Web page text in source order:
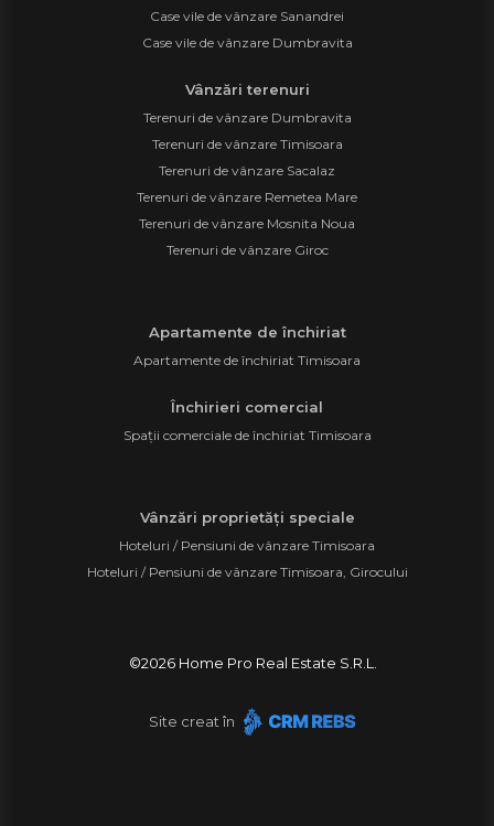
Case vile de vânzare Sanandrei
Case vile de vânzare Dumbravita
Vânzări terenuri
Terenuri de vânzare Dumbravita
Terenuri de vânzare Timisoara
Terenuri de vânzare Sacalaz
Terenuri de vânzare Remetea Mare
Terenuri de vânzare Mosnita Noua
Terenuri de vânzare Giroc
Apartamente de închiriat
Apartamente de închiriat Timisoara
Închirieri comercial
Spații comerciale de închiriat Timisoara
Vânzări proprietăți speciale
Hoteluri / Pensiuni de vânzare Timisoara
Hoteluri / Pensiuni de vânzare Timisoara, Girocului
©2026Home Pro Real Estate S.R.L.
Site creat în